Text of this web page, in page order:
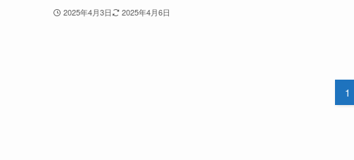
2025年4月3日 2025年4月6日
1